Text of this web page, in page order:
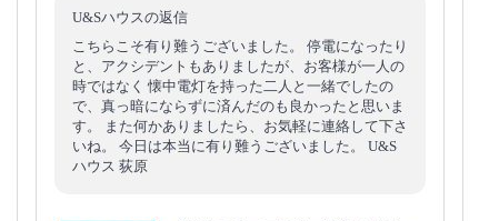
U&Sハウスの返信
こちらこそ有り難うございました。 停電になったり
と、アクシデントもありましたが、お客様が一人の
時ではなく 懐中電灯を持った二人と一緒でしたの
で、真っ暗にならずに済んだのも良かったと思いま
す。 また何かありましたら、お気軽に連絡して下さ
いね。 今日は本当に有り難うございました。 U&S
ハウス 荻原